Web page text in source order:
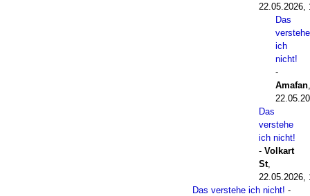
22.05.2026,
Das
verstehe
ich
nicht!
-
Amafan
Das
verstehe
ich nicht!
- Volkart
St,
22.05.2026,
Das verstehe ich nicht! -